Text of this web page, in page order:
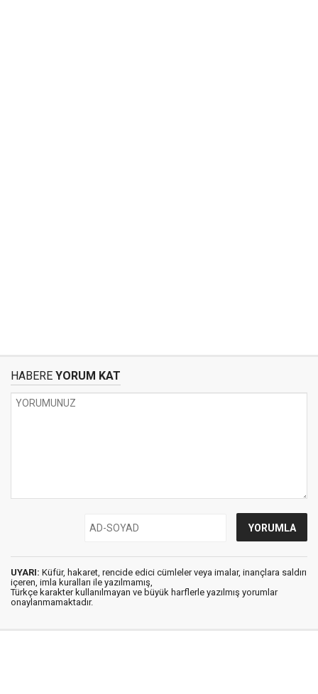
HABERE YORUM KAT
UYARI: Küfür, hakaret, rencide edici cümleler veya imalar, inançlara saldırı
içeren, imla kuralları ile yazılmamış,
Türkçe karakter kullanılmayan ve büyük harflerle yazılmış yorumlar
onaylanmamaktadır.